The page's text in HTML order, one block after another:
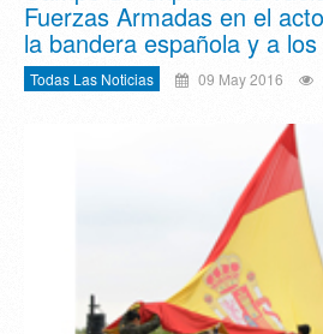
Fuerzas Armadas en el
la bandera española y a
Todas Las Noticias 09 May 2016